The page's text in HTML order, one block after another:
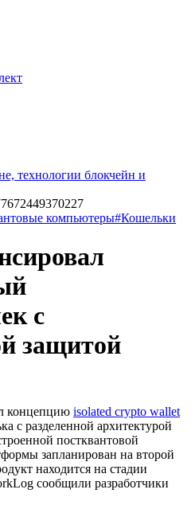
технологии блокчейн и
компьютеры#Кошельки
с
защитой
концепцию isolated crypto wallet
с разделенной архитектурой
постквантовой
запланирован на второй
находится на стадии
сообщили разработчики